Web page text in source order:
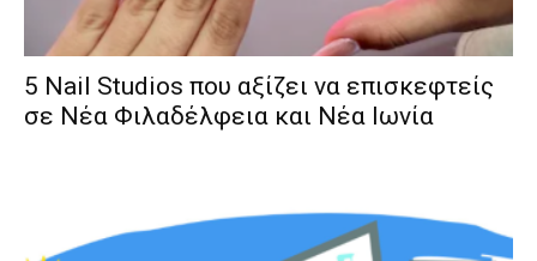
5 Nail Studios που αξίζει να επισκεφτείς
σε Νέα Φιλαδέλφεια και Νέα Ιωνία